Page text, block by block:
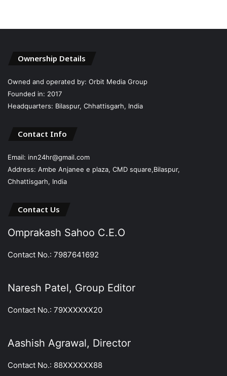
Ownership Details
Owned and operated by: Orbit Media Group
Founded in: 2017
Headquarters: Bilaspur, Chhattisgarh, India
Contact Info
Email: inn24hr@gmail.com
Address: Ambe Anjanee e plaza, CMD square,Bilaspur,
Chhattisgarh, India
Contact Us
Omprakash Sahoo C.E.O
Contact No.: 7987641692
Naresh Patel, Group Editor
Contact No.: 79XXXXXX20
Aashish Agrawal, Director
Contact No.: 88XXXXXX88